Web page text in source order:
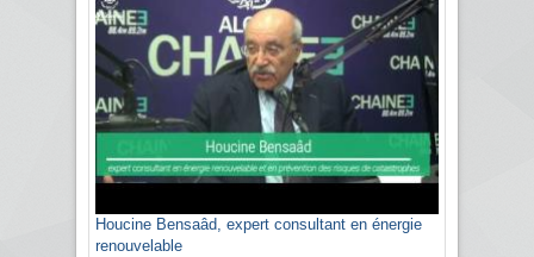
Houcine Bensaâd, expert consultant en énergie
renouvelable